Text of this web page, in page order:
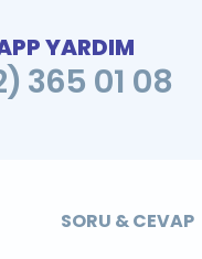
YARDIM
365 01 08
SORU & CEVAP